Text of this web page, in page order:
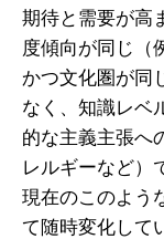
期待と需要が高
度傾向が同じ（
かつ文化圏が同
なく、知識レベ
的な主義主張へ
レルギーなど）
現在のこのよう
て随時変化して